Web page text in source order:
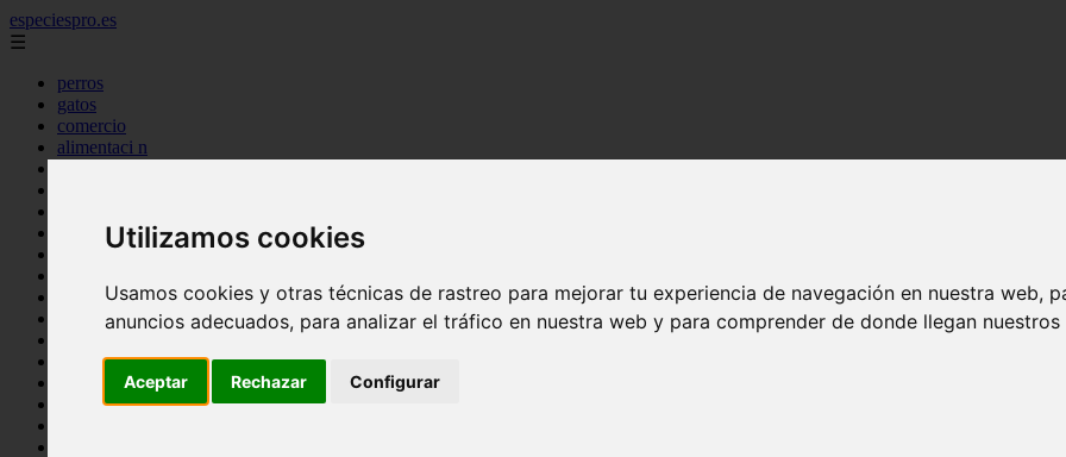
Utilizamos cookies
Usamos cookies y otras técnicas de rastreo para mejorar tu experiencia de navegación en nuestra web,
anuncios adecuados, para analizar el tráfico en nuestra web y para comprender de donde llegan
Aceptar Rechazar Configurar
especiespro.es
☰
perros
gatos
comercio
alimentaci n
tenencia responsable
marketing
peque os mam feros
legislaci n